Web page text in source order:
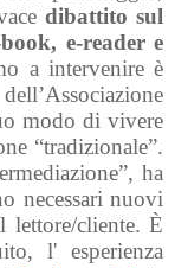
dibattito sul
e-reader e
a intervenire è
modo di vivere
“tradizionale”.
ha
necessari nuovi
lettore/cliente. È
l' esperienza